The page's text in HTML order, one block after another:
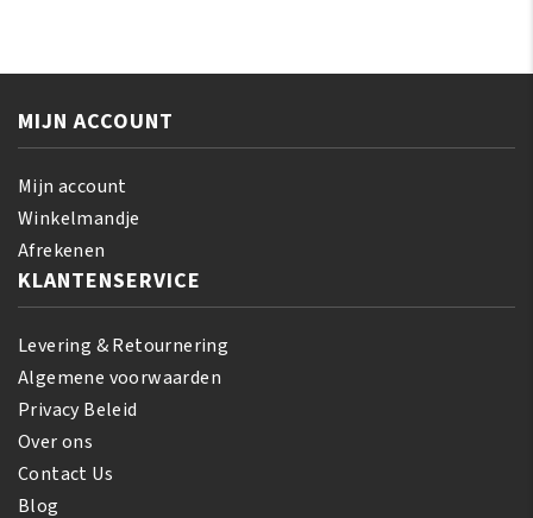
aantal
in
gr
MIJN ACCOUNT
Mijn account
Winkelmandje
Afrekenen
KLANTENSERVICE
Levering & Retournering
Algemene voorwaarden
Privacy Beleid
Over ons
Contact Us
Blog